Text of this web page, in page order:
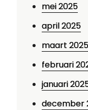
mei 2025
april 2025
maart 2025
februari
januari
december